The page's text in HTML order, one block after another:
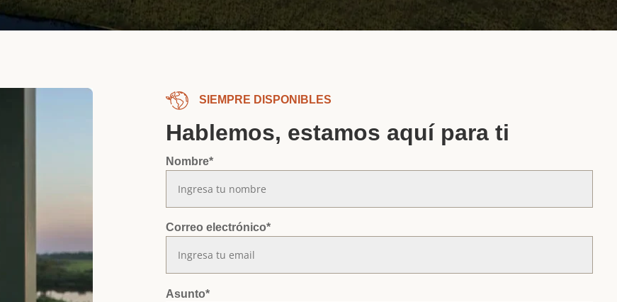
SIEMPRE DISPONIBLES
Hablemos, estamos aquí para ti
Nombre*
Correo electrónico*
Asunto*